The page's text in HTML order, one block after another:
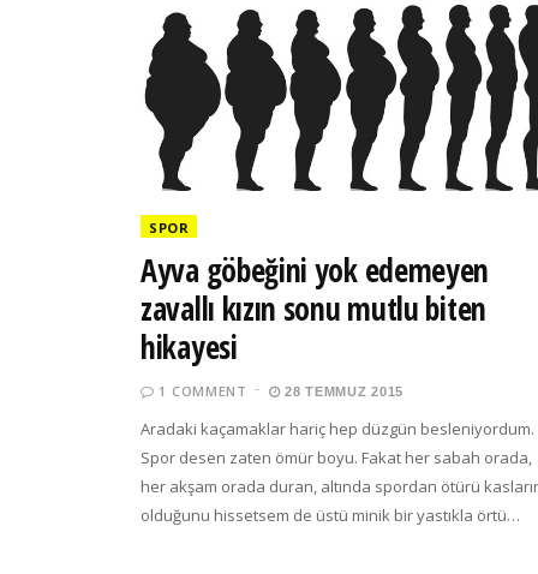
SPOR
Ayva göbeğini yok edemeyen
zavallı kızın sonu mutlu biten
hikayesi
1 COMMENT 28 TEMMUZ 2015
Aradaki kaçamaklar hariç hep düzgün besleniyordum.
Spor desen zaten ömür boyu. Fakat her sabah orada,
her akşam orada duran, altında spordan ötürü
olduğunu hissetsem de üstü minik bir yastıkla örtü…